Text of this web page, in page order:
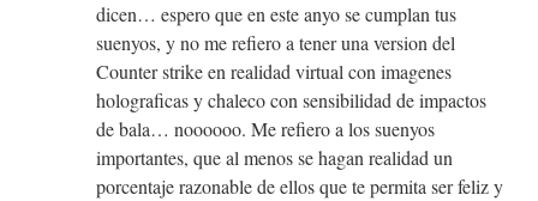
dicen… espero que en este anyo se cumplan tus
suenyos, y no me refiero a tener una version del
Counter strike en realidad virtual con imagenes
holograficas y chaleco con sensibilidad de impactos
de bala… noooooo. Me refiero a los suenyos
importantes, que al menos se hagan realidad un
porcentaje razonable de ellos que te permita ser feliz y